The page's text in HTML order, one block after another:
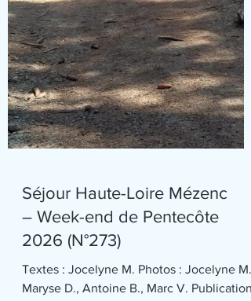
Séjour Haute-Loire Mézenc
2026 (N°273)